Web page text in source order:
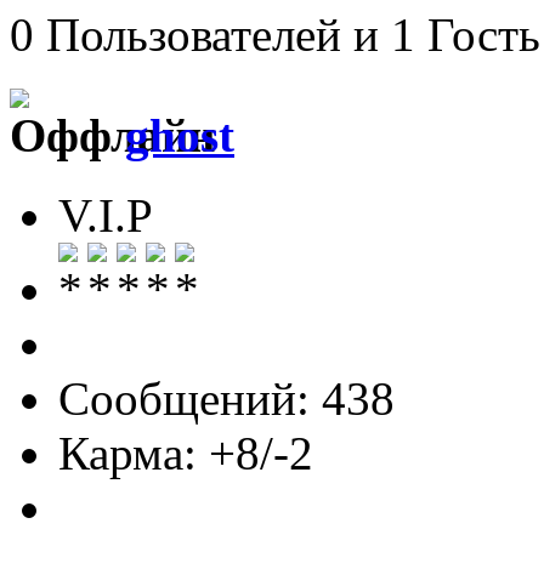
0 Пользователей и 1
ghost
V.I.P
Сообщений: 438
Карма: +8/-2